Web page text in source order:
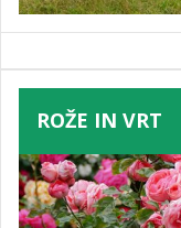
ROŽE IN VRT